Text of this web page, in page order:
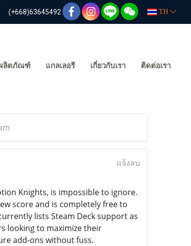
(+668)63645492 TH
ลิตภัณฑ์ แกลเลอรี เกี่ยวกับเรา ติดต่อเรา
แจ้งลบ
Knights, is impossible to ignore.
score and is completely free to
lists Steam Deck support as
looking to maximize their
add-ons without fuss.